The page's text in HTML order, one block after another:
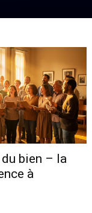
bien – la
à